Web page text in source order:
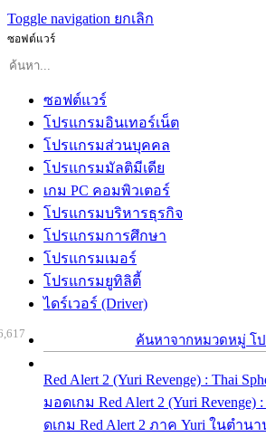
Toggle navigation ยกเลิก
ซอฟต์แวร์
ซอฟต์แวร์
โปรแกรมอินเทอร์เน็ต
โปรแกรมส่วนบุคคล
โปรแกรมมัลติมีเดีย
เกม PC คอมพิวเตอร์
โปรแกรมบริหารธุรกิจ
โปรแกรมการศึกษา
โปรแกรมเมอร์
โปรแกรมยูทิลิตี้
ไดร์เวอร์ (Driver)
ค้นหาจากหมวดหมู่ โ
Red Alert 2 (Yuri Revenge) : Thai
มอดเกม Red Alert 2 (Yuri Revenge)
ดเกม Red Alert 2 ภาค Yuri ในตำน